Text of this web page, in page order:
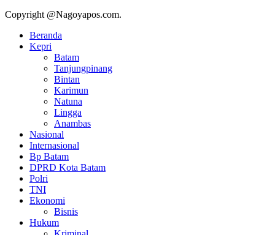
Copyright @Nagoyapos.com.
Beranda
Kepri
Batam
Tanjungpinang
Bintan
Karimun
Natuna
Lingga
Anambas
Nasional
Internasional
Bp Batam
DPRD Kota Batam
Polri
TNI
Ekonomi
Bisnis
Hukum